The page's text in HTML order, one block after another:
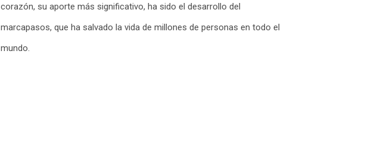
corazón, su aporte más significativo, ha sido el desarrollo del
marcapasos, que ha salvado la vida de millones de personas en todo el
mundo.